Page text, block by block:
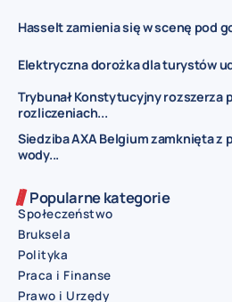
Hasselt zamienia się w scenę pod
Elektryczna dorożka dla turystów
Trybunał Konstytucyjny rozszerza
rozliczeniach...
Siedziba AXA Belgium zamknięta z
wody...
Popularne kategorie
Społeczeństwo
Bruksela
Polityka
Praca i Finanse
Prawo i Urzędy